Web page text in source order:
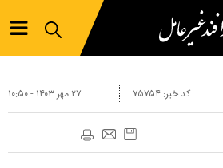
۲۷ مهر ۱۴۰۳ - ۱۰:۵۰ کد خبر:۷۵۷۵۴